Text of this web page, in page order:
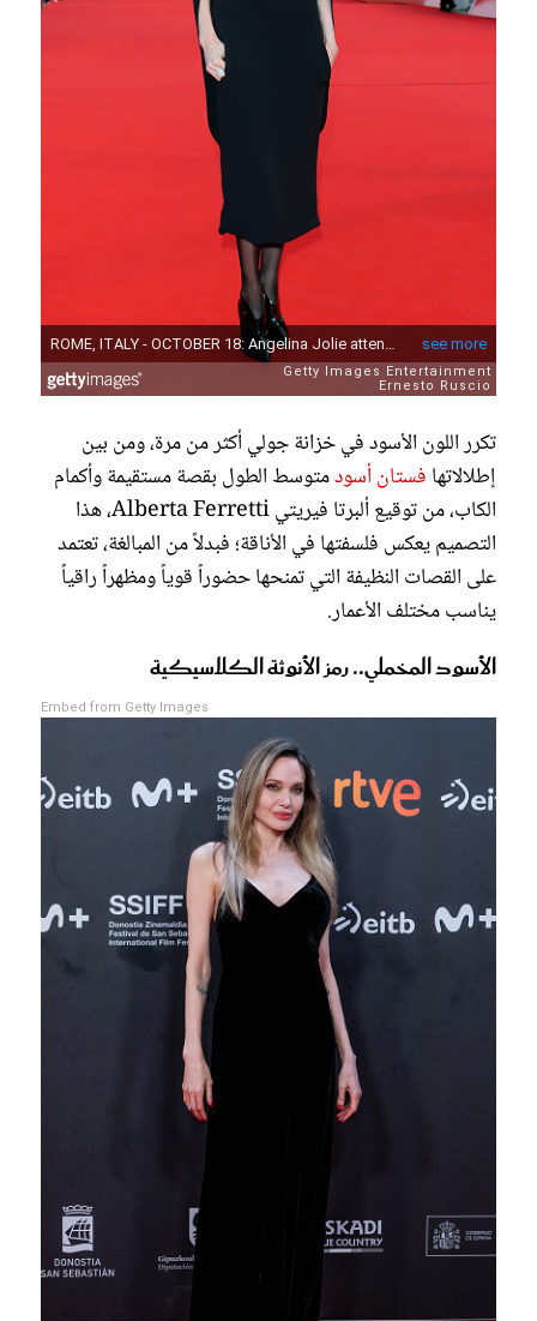
تكرر اللون الأسود في خزانة جولي أكثر من مرة، ومن بين
إطلالاتها فستان أسودمتوسط الطول بقصة مستقيمة وأكمام
الكاب، من توقيع ألبرتا فيريتي Alberta Ferretti، هذا
التصميم يعكس فلسفتها في الأناقة؛ فبدلاً من المبالغة، تعتمد
على القصات النظيفة التي تمنحها حضوراً قوياً ومظهراً راقياً
يناسب مختلف الأعمار.
الأسود المخملي.. رمز الأنوثة الكلاسيكية
Embed from Getty Images